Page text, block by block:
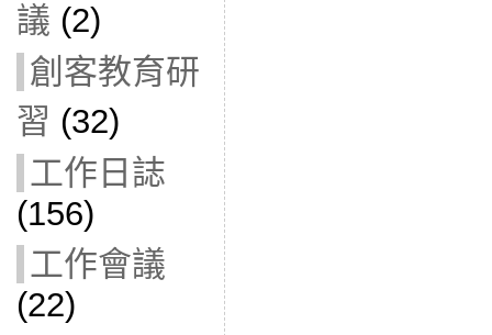
議 (2)
創客教育研
習 (32)
工作日誌
(156)
工作會議
(22)